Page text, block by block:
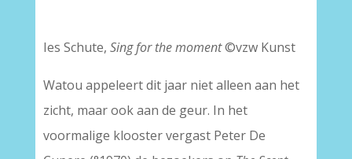
Ies Schute, Sing for the moment©vzw Kunst
Watou appeleert dit jaar niet alleen aan het
zicht, maar ook aan de geur. In het
voormalige klooster vergast Peter De